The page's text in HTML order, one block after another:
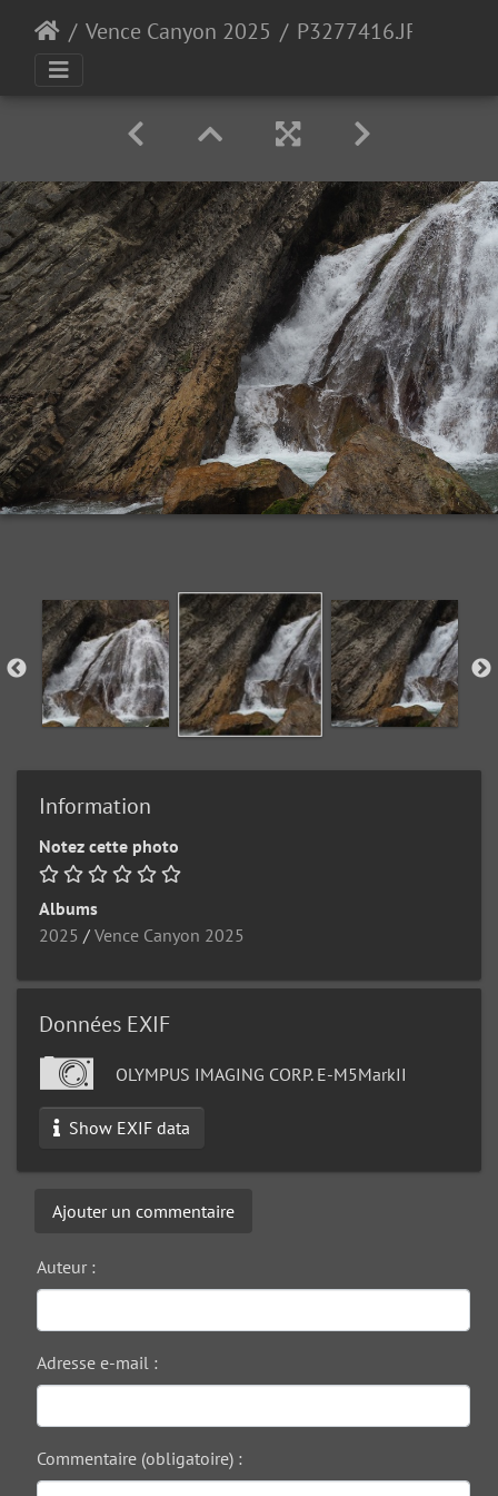
Vence Canyon 2025 P3277416.JPG
Information
Notez cette photo
Albums
2025 / Vence Canyon 2025
Données EXIF
OLYMPUS IMAGING CORP. E-M5MarkII
Show EXIF data
Ajouter un commentaire
Auteur :
Adresse e-mail :
Commentaire (obligatoire) :